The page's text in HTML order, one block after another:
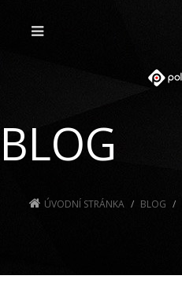
BLOG
ÚVODNÍ STRÁNKA BLOG